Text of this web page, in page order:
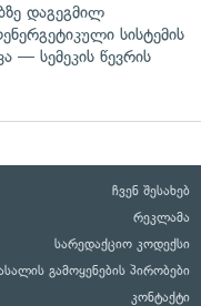
დაგეგმილ
სისტემის
— სემეკის წევრის
ჩვენ შესახებ
რეკლამა
სარედაქციო კოდექსი
გამოყენების პირობები
კონტაქტი